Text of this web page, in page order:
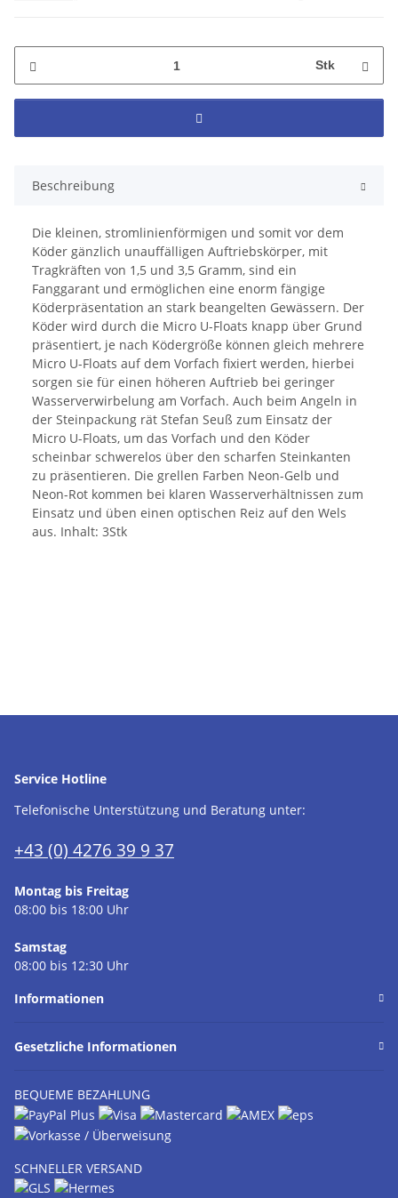
Stk
Beschreibung
Die kleinen, stromlinienförmigen und somit vor dem
Köder gänzlich unauffälligen Auftriebskörper, mit
Tragkräften von 1,5 und 3,5 Gramm, sind ein
Fanggarant und ermöglichen eine enorm fängige
Köderpräsentation an stark beangelten Gewässern. Der
Köder wird durch die Micro U-Floats knapp über Grund
präsentiert, je nach Ködergröße können gleich mehrere
Micro U-Floats auf dem Vorfach fixiert werden, hierbei
sorgen sie für einen höheren Auftrieb bei geringer
Wasserverwirbelung am Vorfach. Auch beim Angeln in
der Steinpackung rät Stefan Seuß zum Einsatz der
Micro U-Floats, um das Vorfach und den Köder
scheinbar schwerelos über den scharfen Steinkanten
zu präsentieren. Die grellen Farben Neon-Gelb und
Neon-Rot kommen bei klaren Wasserverhältnissen zum
Einsatz und üben einen optischen Reiz auf den Wels
aus. Inhalt: 3Stk
Service Hotline
Telefonische Unterstützung und Beratung unter:
+43 (0) 4276 39 9 37
Montag bis Freitag
08:00 bis 18:00 Uhr
Samstag
08:00 bis 12:30 Uhr
Informationen
Gesetzliche Informationen
BEQUEME BEZAHLUNG
SCHNELLER VERSAND